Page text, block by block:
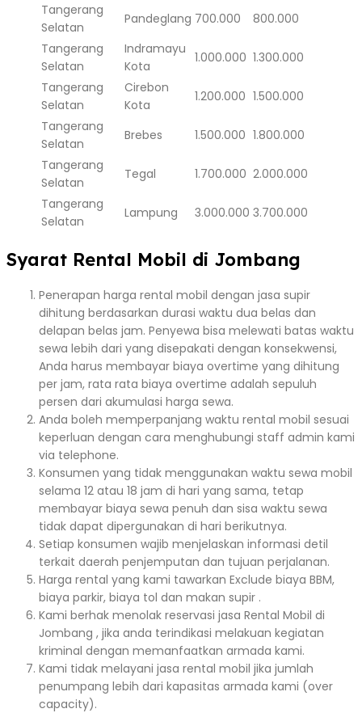
Tangerang
Selatan
Pandeglang 700.000
800.000
Tangerang
Selatan
Indramayu
Kota
1.000.000 1.300.000
Tangerang
Selatan
Cirebon
Kota
1.200.000 1.500.000
Tangerang
Selatan
Brebes 1.500.000 1.800.000
Tangerang
Selatan
Tegal 1.700.000 2.000.000
Tangerang
Selatan
Lampung 3.000.000 3.700.000
Syarat Rental Mobil di Jombang
Penerapan harga rental mobil dengan jasa supir
dihitung berdasarkan durasi waktu dua belas dan
delapan belas jam. Penyewa bisa melewati batas waktu
sewa lebih dari yang disepakati dengan konsekwensi,
Anda harus membayar biaya overtime yang dihitung
per jam, rata rata biaya overtime adalah sepuluh
persen dari akumulasi harga sewa.
Anda boleh memperpanjang waktu rental mobil sesuai
keperluan dengan cara menghubungi staff admin kami
via telephone.
Konsumen yang tidak menggunakan waktu sewa mobil
selama 12 atau 18 jam di hari yang sama, tetap
membayar biaya sewa penuh dan sisa waktu sewa
tidak dapat dipergunakan di hari berikutnya.
Setiap konsumen wajib menjelaskan informasi detil
terkait daerah penjemputan dan tujuan perjalanan.
Harga rental yang kami tawarkan Exclude biaya BBM,
biaya parkir, biaya tol dan makan supir .
Kami berhak menolak reservasi jasa Rental Mobil di
Jombang , jika anda terindikasi melakuan kegiatan
kriminal dengan memanfaatkan armada kami.
Kami tidak melayani jasa rental mobil jika jumlah
penumpang lebih dari kapasitas armada kami (over
capacity).